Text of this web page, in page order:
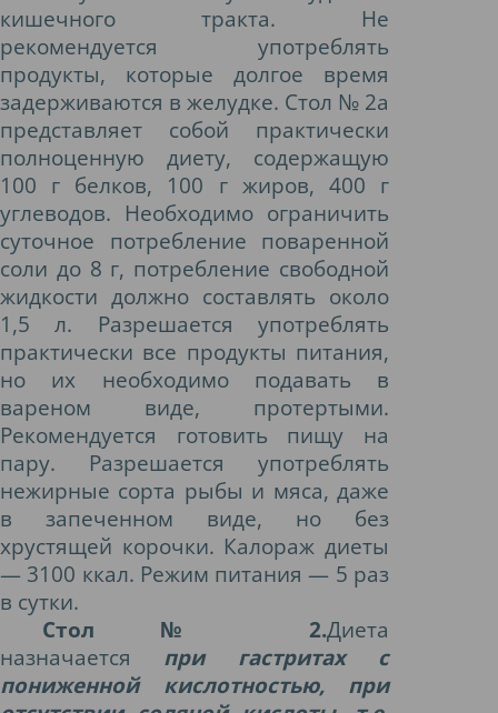
кишечного тракта. Не
рекомендуется употреблять
продукты, которые долгое время
задерживаются в желудке. Стол № 2а
представляет собой практически
полноценную диету, содержащую
100 г белков, 100 г жиров, 400 г
углеводов. Необходимо ограничить
суточное потребление поваренной
соли до 8 г, потребление свободной
жидкости должно составлять около
1,5 л. Разрешается употреблять
практически все продукты питания,
но их необходимо подавать в
вареном виде, протертыми.
Рекомендуется готовить пищу на
пару. Разрешается употреблять
нежирные сорта рыбы и мяса, даже
в запеченном виде, но без
хрустящей корочки. Калораж диеты
— 3100 ккал. Режим питания — 5 раз
в сутки.
Стол № 2.Диета
назначается
при гастритах с
пониженной кислотностью, при